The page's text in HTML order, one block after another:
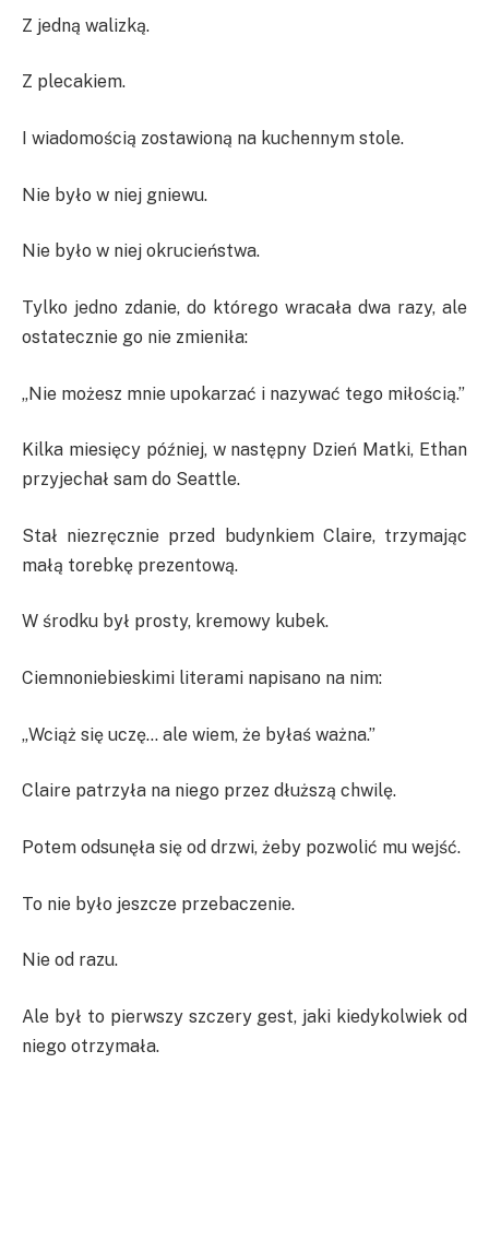
Z jedną walizką.
Z plecakiem.
I wiadomością zostawioną na kuchennym stole.
Nie było w niej gniewu.
Nie było w niej okrucieństwa.
Tylko jedno zdanie, do którego wracała dwa razy, ale
ostatecznie go nie zmieniła:
„Nie możesz mnie upokarzać i nazywać tego miłością.”
Kilka miesięcy później, w następny Dzień Matki, Ethan
przyjechał sam do Seattle.
Stał niezręcznie przed budynkiem Claire, trzymając
małą torebkę prezentową.
W środku był prosty, kremowy kubek.
Ciemnoniebieskimi literami napisano na nim:
„Wciąż się uczę… ale wiem, że byłaś ważna.”
Claire patrzyła na niego przez dłuższą chwilę.
Potem odsunęła się od drzwi, żeby pozwolić mu wejść.
To nie było jeszcze przebaczenie.
Nie od razu.
Ale był to pierwszy szczery gest, jaki kiedykolwiek od
niego otrzymała.